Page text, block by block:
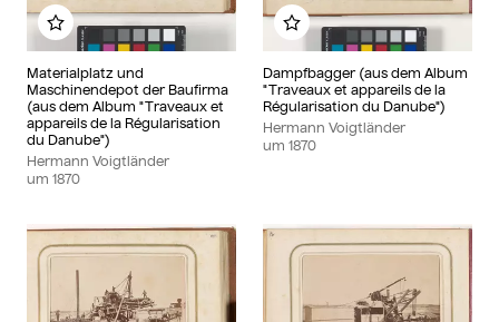
Materialplatz und
Maschinendepot der Baufirma
(aus dem Album "Traveaux et
appareils de la Régularisation
du Danube")
Hermann Voigtländer
um 1870
Zu meinem Album hinzufügen
Dampfbagger (aus dem Album
"Traveaux et appareils de la
Régularisation du Danube")
Hermann Voigtländer
um 1870
Zu meinem Album